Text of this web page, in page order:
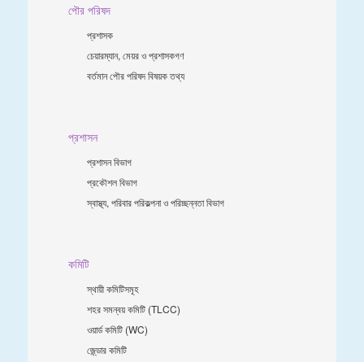
পৌর পরিষদ
প্রশাসক
চেয়ারম্যান, মেয়র ও প্রশাসকগণ
বর্তমান পৌর পরিষদ বিষয়ক তথ্য
প্রশাসন
প্রশাসন বিভাগ
প্রকৌশল বিভাগ
স্বাস্থ্য, পরিবার পরিকল্পনা ও পরিচ্ছন্নতা ‍বিভাগ
কমিটি
স্থায়ী কমিটিসমূহ
শহর সমন্বয় কমিটি (TLCC)
ওয়ার্ড কমিটি (WC)
জে্ন্ডার কমিটি